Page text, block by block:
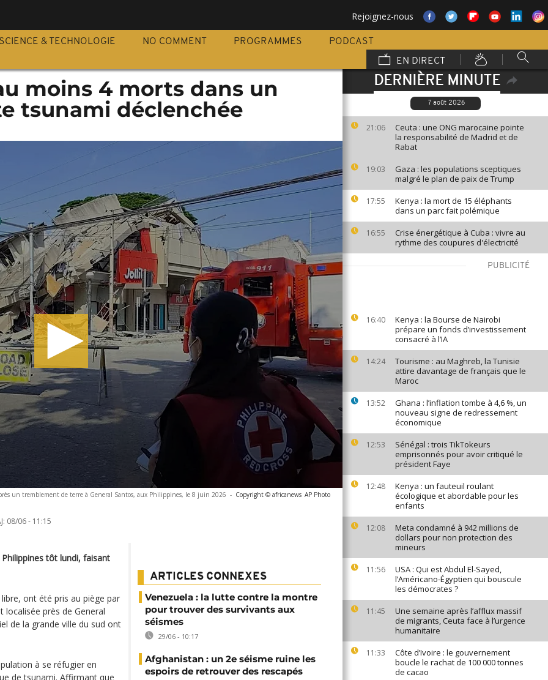
Rejoignez-nous
SCIENCE & TECHNOLOGIE NO COMMENT PROGRAMMES
PODCAST
EN DIRECT
DERNIÈRE MINUTE
7 août 2026
21:06
Ceuta : une ONG marocaine pointe
la responsabilité de Madrid et de
Rabat
19:03
Gaza : les populations sceptiques
malgré le plan de paix de Trump
17:55
Kenya : la mort de 15 éléphants
dans un parc fait polémique
16:55
Crise énergétique à Cuba : vivre au
rythme des coupures d'électricité
PUBLICITÉ
16:40
Kenya : la Bourse de Nairobi
prépare un fonds d’investissement
consacré à l’IA
14:24
Tourisme : au Maghreb, la Tunisie
attire davantage de français que le
Maroc
13:52
Ghana : l’inflation tombe à 4,6 %, un
nouveau signe de redressement
économique
12:53
Sénégal : trois TikTokeurs
emprisonnés pour avoir critiqué le
président Faye
12:48
Kenya : un fauteuil roulant
écologique et abordable pour les
enfants
12:08
Meta condamné à 942 millions de
dollars pour non protection des
mineurs
11:56
USA : Qui est Abdul El-Sayed,
l’Américano-Égyptien qui bouscule
les démocrates ?
11:45
Une semaine après l’afflux massif
de migrants, Ceuta face à l’urgence
humanitaire
11:33
Côte d’Ivoire : le gouvernement
boucle le rachat de 100 000 tonnes
de cacao
moins 4 morts dans un
tsunami déclenchée
un tremblement de terre à General Santos, aux Philippines, le 8 juin 2026 - Copyright © africanews AP Photo
08/06 - 11:15
tôt lundi, faisant
ont été pris au piège par
près de General
de la grande ville du sud ont
à se réfugier en
de tsunami. Affirmant que
ARTICLES CONNEXES
Venezuela : la lutte contre la montre
pour trouver des survivants aux
séismes
29/06 - 10:17
Afghanistan : un 2e séisme ruine les
espoirs de retrouver des rescapés